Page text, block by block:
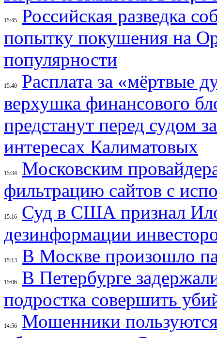
15:45
Российская разведка
попытку покушения на
популярности
15:40
Расплата за «мёртвые
верхушка финансового
предстанут перед судом
интересах Калиматовых
15:34
Московским
фильтрацию сайтов с
15:16
Суд в США признал
дезинформации
15:13 В Москве произошло
15:06
В Петербурге
подростка совершить
14:56
Мошенники